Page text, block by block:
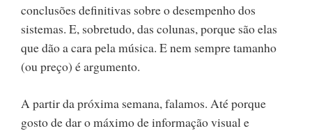
conclusões definitivas sobre o desempenho dos
sistemas. E, sobretudo, das colunas, porque são elas
que dão a cara pela música. E nem sempre tamanho
(ou preço) é argumento.
A partir da próxima semana, falamos. Até porque
gosto de dar o máximo de informação visual e